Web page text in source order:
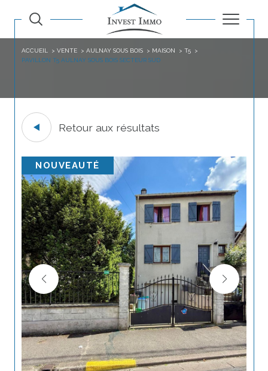
ACCUEIL VENTE AULNAY SOUS BOIS MAISON
T5
PAVILLON T5 AULNAY SOUS BOIS SECTEUR SUD
Retour aux résultats
NOUVEAUTÉ